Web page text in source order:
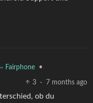
Fairphone •
3 · 7 months ago
ob du